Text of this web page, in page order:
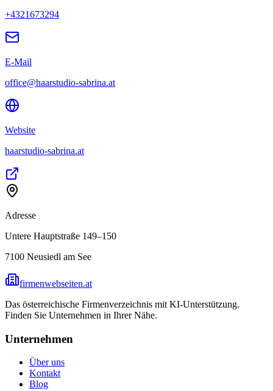
+4321673294
E-Mail
office@haarstudio-sabrina.at
Website
haarstudio-sabrina.at
Adresse
Untere Hauptstraße 149–150
7100 Neusiedl am See
firmenwebseiten.at
Das österreichische Firmenverzeichnis mit KI-Unterstützung.
Finden Sie Unternehmen in Ihrer Nähe.
Unternehmen
Über uns
Kontakt
Blog